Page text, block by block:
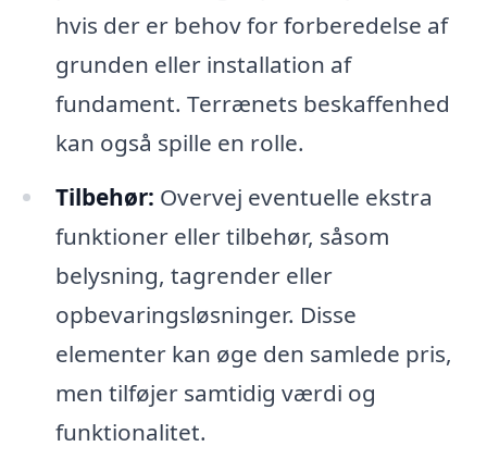
hvis der er behov for forberedelse af
grunden eller installation af
fundament. Terrænets beskaffenhed
kan også spille en rolle.
Tilbehør: Overvej eventuelle ekstra
funktioner eller tilbehør, såsom
belysning, tagrender eller
opbevaringsløsninger. Disse
elementer kan øge den samlede pris,
men tilføjer samtidig værdi og
funktionalitet.